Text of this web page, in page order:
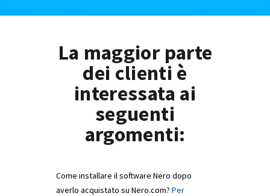
La maggior parte
dei clienti è
interessata ai
seguenti
argomenti:
Come installare il software Nero dopo
averlo acquistato su Nero.com? Per